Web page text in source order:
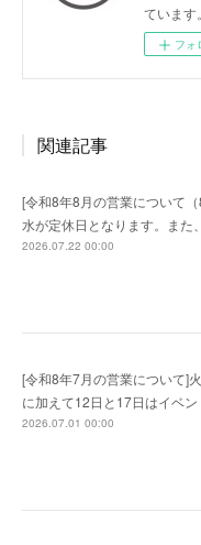
ています。
フォ
関連記事
[令和8年8月の営業について
水が定休日となります。ま
2026.07.22 00:00
[令和8年7月の営業について]
に加えて12日と17日はイベ
2026.07.01 00:00